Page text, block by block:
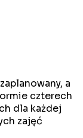
a
czterech
dla każdej
zajęć